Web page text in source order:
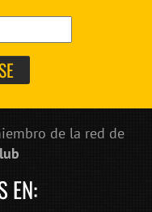
de la red de
EN: